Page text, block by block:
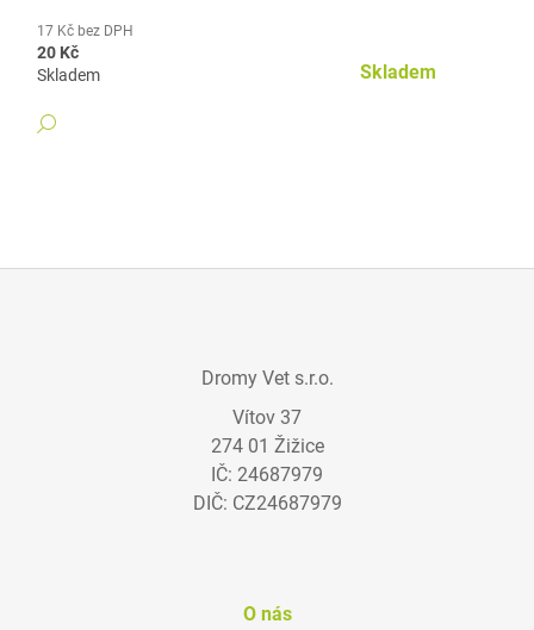
17 Kč bez DPH
20 Kč
Skladem
Skladem
DETAIL
Dromy Vet s.r.o.
Vítov 37
274 01 Žižice
IČ: 24687979
DIČ: CZ24687979
O nás